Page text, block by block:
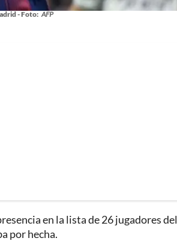
- Foto: AFP
en la lista de 26 jugadores del
por hecha.